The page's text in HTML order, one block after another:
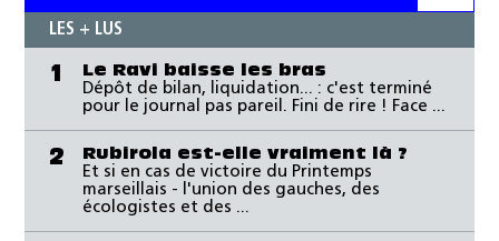
LES + LUS
1
Le Ravi baisse les bras
Dépôt de bilan, liquidation... : c'est terminé
pour le journal pas pareil. Fini de rire ! Face ...
2
Rubirola est-elle vraiment là ?
Et si en cas de victoire du Printemps
marseillais - l'union des gauches, des
écologistes et des ...